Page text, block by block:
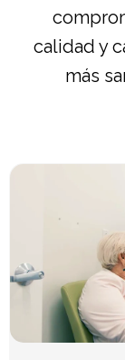
calidad y
más